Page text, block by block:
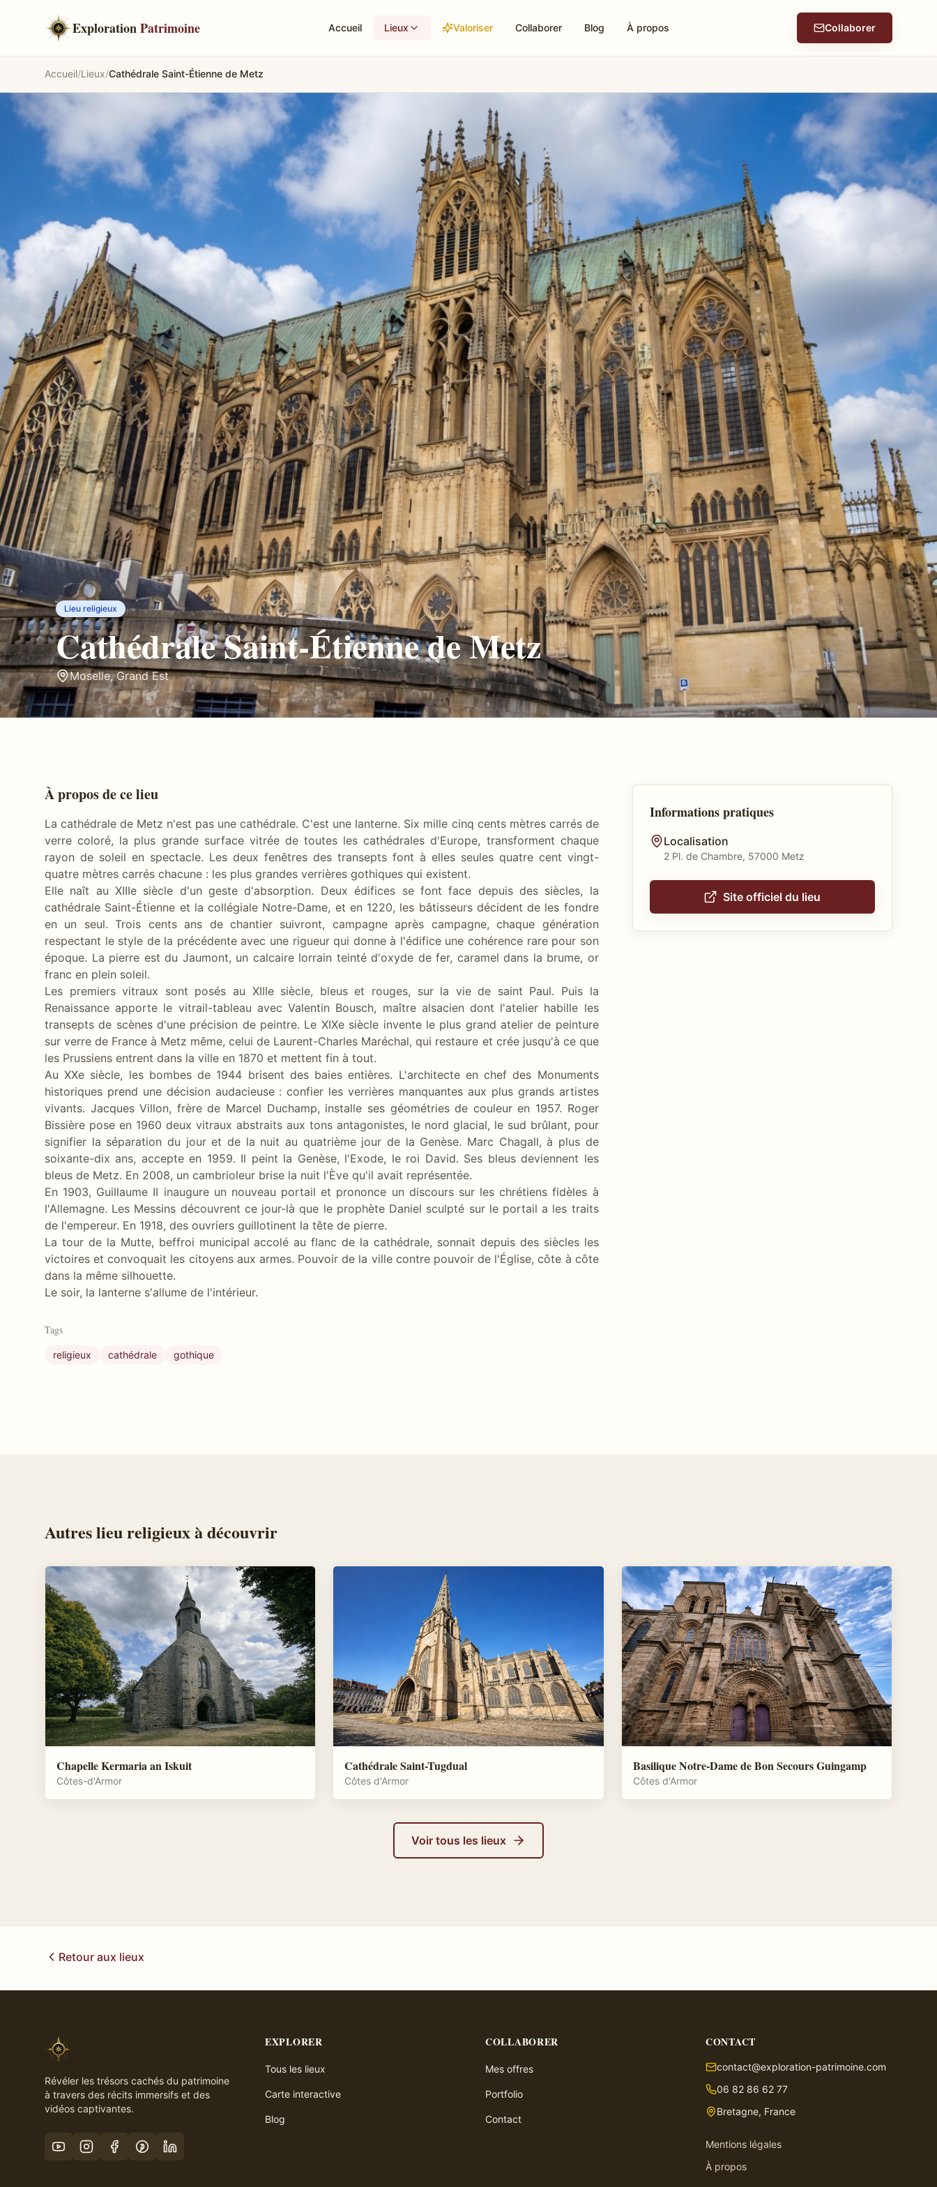
ExplorationPatrimoine Accueil Lieux Valoriser Collaborer Blog À propos Collaborer
Accueil/Lieux/Cathédrale Saint-Étienne de Metz
Lieu religieux
Cathédrale Saint-Étienne de Metz
Moselle,Grand Est
À propos de ce lieu
La cathédrale de Metz n'est pas une cathédrale. C'est une lanterne. Six mille cinq cents mètres carrés de
verre coloré, la plus grande surface vitrée de toutes les cathédrales d'Europe, transforment chaque
rayon de soleil en spectacle. Les deux fenêtres des transepts font à elles seules quatre cent vingt-
quatre mètres carrés chacune : les plus grandes verrières gothiques qui existent.
Elle naît au XIIIe siècle d'un geste d'absorption. Deux édifices se font face depuis des siècles, la
cathédrale Saint-Étienne et la collégiale Notre-Dame, et en 1220, les bâtisseurs décident de les fondre
en un seul. Trois cents ans de chantier suivront, campagne après campagne, chaque génération
respectant le style de la précédente avec une rigueur qui donne à l'édifice une cohérence rare pour son
époque. La pierre est du Jaumont, un calcaire lorrain teinté d'oxyde de fer, caramel dans la brume, or
franc en plein soleil.
Les premiers vitraux sont posés au XIIIe siècle, bleus et rouges, sur la vie de saint Paul. Puis la
Renaissance apporte le vitrail-tableau avec Valentin Bousch, maître alsacien dont l'atelier habille les
transepts de scènes d'une précision de peintre. Le XIXe siècle invente le plus grand atelier de peinture
sur verre de France à Metz même, celui de Laurent-Charles Maréchal, qui restaure et crée jusqu'à ce que
les Prussiens entrent dans la ville en 1870 et mettent fin à tout.
Au XXe siècle, les bombes de 1944 brisent des baies entières. L'architecte en chef des Monuments
historiques prend une décision audacieuse : confier les verrières manquantes aux plus grands artistes
vivants. Jacques Villon, frère de Marcel Duchamp, installe ses géométries de couleur en 1957. Roger
Bissière pose en 1960 deux vitraux abstraits aux tons antagonistes, le nord glacial, le sud brûlant, pour
signifier la séparation du jour et de la nuit au quatrième jour de la Genèse. Marc Chagall, à plus de
soixante-dix ans, accepte en 1959. Il peint la Genèse, l'Exode, le roi David. Ses bleus deviennent les
bleus de Metz. En 2008, un cambrioleur brise la nuit l'Ève qu'il avait représentée.
En 1903, Guillaume II inaugure un nouveau portail et prononce un discours sur les chrétiens fidèles à
l'Allemagne. Les Messins découvrent ce jour-là que le prophète Daniel sculpté sur le portail a les traits
de l'empereur. En 1918, des ouvriers guillotinent la tête de pierre.
La tour de la Mutte, beffroi municipal accolé au flanc de la cathédrale, sonnait depuis des siècles les
victoires et convoquait les citoyens aux armes. Pouvoir de la ville contre pouvoir de l'Église, côte à côte
dans la même silhouette.
Le soir, la lanterne s'allume de l'intérieur.
Tags
religieux cathédrale gothique
Informations pratiques
Localisation
2 Pl. de Chambre, 57000 Metz
Site officiel du lieu
Autreslieu religieuxà découvrir
Chapelle Kermaria an Iskuit
Côtes-d'Armor
Cathédrale Saint-Tugdual
Côtes d'Armor
Basilique Notre-Dame de Bon Secours Guingamp
Côtes d'Armor
Voir tous les lieux
Retour aux lieux
Révéler les trésors cachés du patrimoine
à travers des récits immersifs et des
vidéos captivantes.
EXPLORER
Tous les lieux
Carte interactive
Blog
COLLABORER
Mes offres
Portfolio
Contact
CONTACT
contact@exploration-patrimoine.com
06 82 86 62 77
Bretagne, France
Mentions légales
À propos